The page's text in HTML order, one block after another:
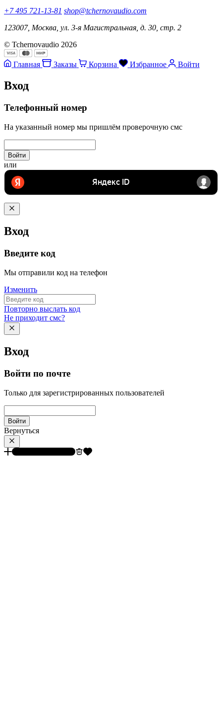
+7 495 721-13-81 shop@tchernovaudio.com
123007, Москва, ул. 3-я Магистральная, д. 30, стр. 2
© Tchernovaudio 2026
Главная Заказы Корзина Избранное Войти
Вход
Телефонный номер
На указанный номер мы пришлём проверочную смс
Войти
или
Вход
Введите код
Мы отправили код на телефон
Изменить
Повторно выслать код
Не приходит смс?
Вход
Войти по почте
Только для зарегистрированных пользователей
Войти
Вернуться